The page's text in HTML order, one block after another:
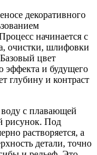
декоративного
начинается с
очистки, шлифовки
цвет
эффекта и будущего
глубину и контраст
воду с плавающей
рисунок. Под
растворяется, а
детали, точно